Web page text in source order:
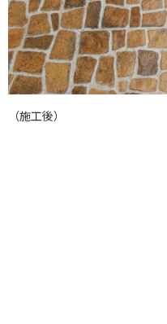
（施工後）